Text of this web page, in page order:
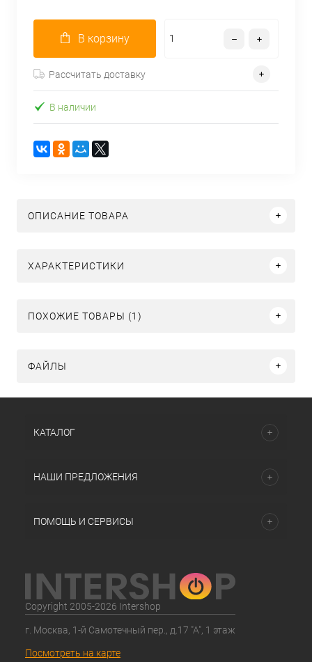
В корзину
Рассчитать доставку
В наличии
ОПИСАНИЕ ТОВАРА
ХАРАКТЕРИСТИКИ
ПОХОЖИЕ ТОВАРЫ (1)
ФАЙЛЫ
КАТАЛОГ
НАШИ ПРЕДЛОЖЕНИЯ
ПОМОЩЬ И СЕРВИСЫ
Copyright 2005-2026 Intershop
г. Москва, 1-й Самотечный пер., д.17 "А", 1 этаж
Посмотреть на карте